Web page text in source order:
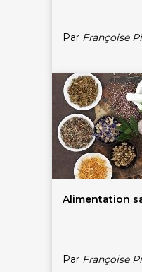
Par Françoise
Alimentation
Par Françoise